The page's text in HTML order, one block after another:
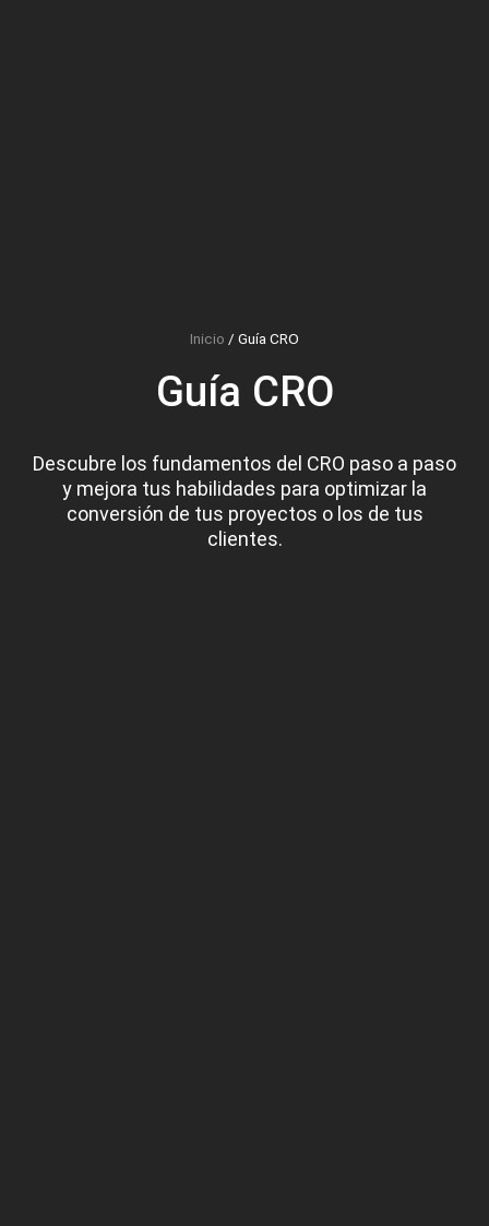
Inicio / Guía CRO
Guía CRO
Descubre los fundamentos del CRO paso a paso
y mejora tus habilidades para optimizar la
conversión de tus proyectos o los de tus
clientes.